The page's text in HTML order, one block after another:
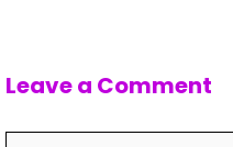
Leave a Comment